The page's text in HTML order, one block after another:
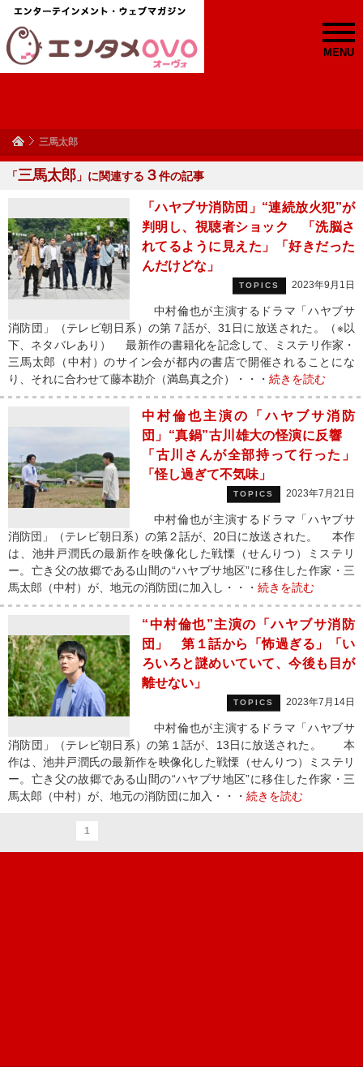
MENU
三馬太郎
「三馬太郎 」に関連する ３件の記事
「ハヤブサ消防団」“連続放火犯”が
判明し、視聴者ショック 「洗脳さ
れてるように見えた」「好きだった
んだけどな」
TOPICS 2023年9月1日
中村倫也が主演するドラマ「ハヤブサ
消防団」（テレビ朝日系）の第７話が、31日に放送された。（※以
下、ネタバレあり） 最新作の書籍化を記念して、ミステリ作家・
三馬太郎（中村）のサイン会が都内の書店で開催されることにな
り、それに合わせて藤本勘介（満島真之介）・・・ 続きを読む
中村倫也主演の「ハヤブサ消防
団」“真鍋”古川雄大の怪演に反響
「古川さんが全部持って行った」
「怪し過ぎて不気味」
TOPICS 2023年7月21日
中村倫也が主演するドラマ「ハヤブサ
消防団」（テレビ朝日系）の第２話が、20日に放送された。 本作
は、池井戸潤氏の最新作を映像化した戦慄（せんりつ）ミステリ
ー。亡き父の故郷である山間の“ハヤブサ地区”に移住した作家・三
馬太郎（中村）が、地元の消防団に加入し・・・ 続きを読む
“中村倫也”主演の「ハヤブサ消防
団」 第１話から「怖過ぎる」「い
ろいろと謎めいていて、今後も目が
離せない」
TOPICS 2023年7月14日
中村倫也が主演するドラマ「ハヤブサ
消防団」（テレビ朝日系）の第１話が、13日に放送された。 本
作は、池井戸潤氏の最新作を映像化した戦慄（せんりつ）ミステリ
ー。亡き父の故郷である山間の“ハヤブサ地区”に移住した作家・三
馬太郎（中村）が、地元の消防団に加入・・・ 続きを読む
1